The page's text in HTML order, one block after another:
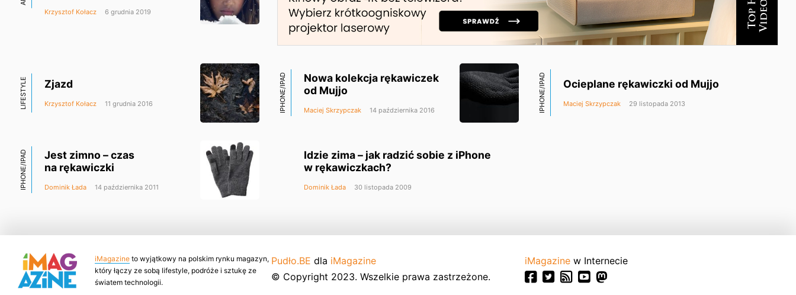
Krzysztof Kołacz 6 grudnia 2019
LIFESTYLE Zjazd
Krzysztof Kołacz 11 grudnia 2016 IPHONE/IPAD
Nowa kolekcja rękawiczek
od Mujjo
Maciej Skrzypczak 14 października 2016 IPHONE/IPAD Ocieplane rękawiczki od Mujjo
Maciej Skrzypczak 29 listopada 2013
IPHONE/IPAD
Jest zimno – czas
na rękawiczki
Dominik Łada 14 października 2011
Idzie zima – jak radzić sobie z iPhone
w rękawiczkach?
Dominik Łada 30 listopada 2009
iMagazine to wyjątkowy na polskim rynku magazyn,
który łączy ze sobą lifestyle, podróże i sztukę ze
światem technologii.
Pudło.BE dla iMagazine
© Copyright 2023. Wszelkie prawa zastrzeżone.
iMagazine w Internecie